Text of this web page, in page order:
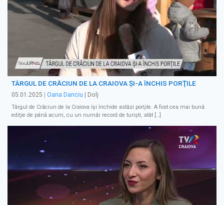
TÂRGUL DE CRĂCIUN DE LA CRAIOVA ŞI-A ÎNCHIS PORŢILE
05.01.2025 Oana Danciu | Dolj
Târgul de Crăciun de la Craiova îşi închide astăzi porţile. A fost cea mai bună
ediţie de până acum, cu un număr record de turişti, atât […]